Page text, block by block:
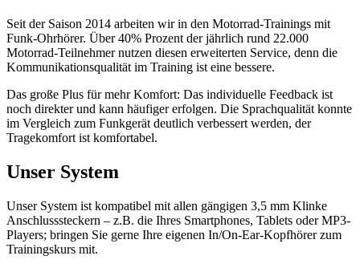
Seit der Saison 2014 arbeiten wir in den Motorrad-Trainings mit
Funk-Ohrhörer. Über 40% Prozent der jährlich rund 22.000
Motorrad-Teilnehmer nutzen diesen erweiterten Service, denn die
Kommunikationsqualität im Training ist eine bessere.
Das große Plus für mehr Komfort: Das individuelle Feedback ist
noch direkter und kann häufiger erfolgen. Die Sprachqualität konnte
im Vergleich zum Funkgerät deutlich verbessert werden, der
Tragekomfort ist komfortabel.
Unser System
Unser System ist kompatibel mit allen gängigen 3,5 mm Klinke
Anschlusssteckern – z.B. die Ihres Smartphones, Tablets oder MP3-
Players; bringen Sie gerne Ihre eigenen In/On-Ear-Kopfhörer zum
Trainingskurs mit.